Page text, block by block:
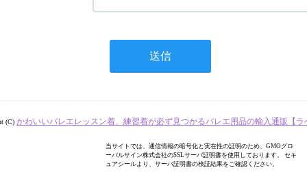
(C) かわいいバレエレッスン着、練習着が必ず見つかるバレエ用品の輸入通販【ラ
当サイトでは、通信情報の暗号化と実在性の証明のため、GMOグロ
ーバルサイン株式会社のSSLサーバ証明書を使用しております。 セキ
ュアシールより、サーバ証明書の検証結果をご確認ください。